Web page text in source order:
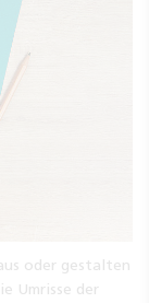
oder gestalten
Umrisse der